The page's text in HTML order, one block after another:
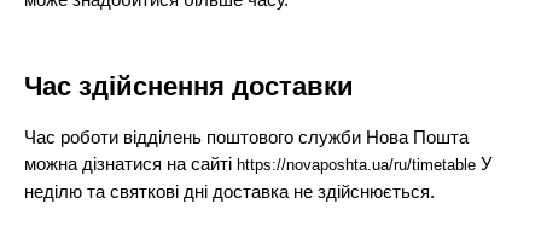
Час здійснення доставки
Час роботи відділень поштового служби Нова Пошта
можна дізнатися на сайтіhttps://novaposhta.ua/ru/timetable У
неділю та святкові дні доставка не здійснюється.